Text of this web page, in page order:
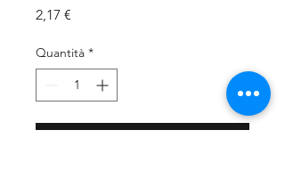
2,17 €
Quantità *